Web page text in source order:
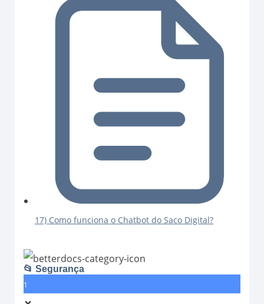
17) Como funciona o Chatbot do Saco Digital?
📂 Segurança
1